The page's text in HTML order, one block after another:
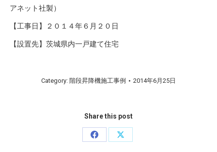
アネット社製）
【工事日】２０１４年６月２０日
【設置先】茨城県内一戸建て住宅
Category: 階段昇降機施工事例 2014年6月25日
Share this post
Share
Share